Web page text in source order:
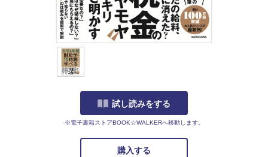
試し読みをする
※電子書籍ストアBOOK☆WALKERへ移動します。
購入する